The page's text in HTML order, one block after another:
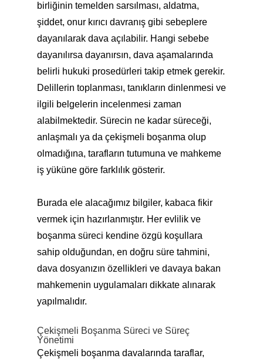
birliğinin temelden sarsılması, aldatma,
şiddet, onur kırıcı davranış gibi sebeplere
dayanılarak dava açılabilir. Hangi sebebe
dayanılırsa dayanırsın, dava aşamalarında
belirli hukuki prosedürleri takip etmek gerekir.
Delillerin toplanması, tanıkların dinlenmesi ve
ilgili belgelerin incelenmesi zaman
alabilmektedir. Sürecin ne kadar süreceği,
anlaşmalı ya da çekişmeli boşanma olup
olmadığına, tarafların tutumuna ve mahkeme
iş yüküne göre farklılık gösterir.
Burada ele alacağımız bilgiler, kabaca fikir
vermek için hazırlanmıştır. Her evlilik ve
boşanma süreci kendine özgü koşullara
sahip olduğundan, en doğru süre tahmini,
dava dosyanızın özellikleri ve davaya bakan
mahkemenin uygulamaları dikkate alınarak
yapılmalıdır.
Çekişmeli Boşanma Süreci ve Süreç
Yönetimi
Çekişmeli boşanma davalarında taraflar,